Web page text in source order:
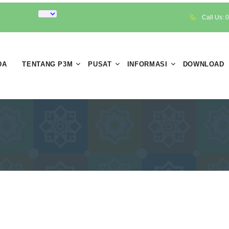
Call Us:
TENTANG P3M PUSAT INFORMASI DOWNLOAD